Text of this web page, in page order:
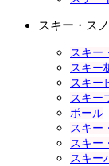
スキー・ス
スキー
スキー
スキー
スキー
ポール
スキー
スキー
スキー